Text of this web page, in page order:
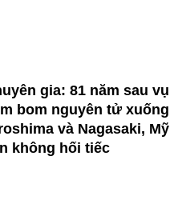
gia: 81 năm sau vụ
bom nguyên tử xuống
và Nagasaki, Mỹ
không hối tiếc